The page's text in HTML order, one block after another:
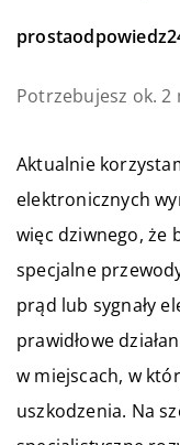
prostaodpowiedz
Potrzebujesz ok. 2
Aktualnie
elektronicznych
więc dziwnego, że
specjalne
prąd lub sygnały
prawidłowe
w miejscach, w
uszkodzenia. Na